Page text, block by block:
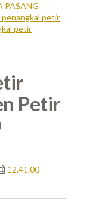
PASANG
penangkal petir
petir
Petir
12.41.00